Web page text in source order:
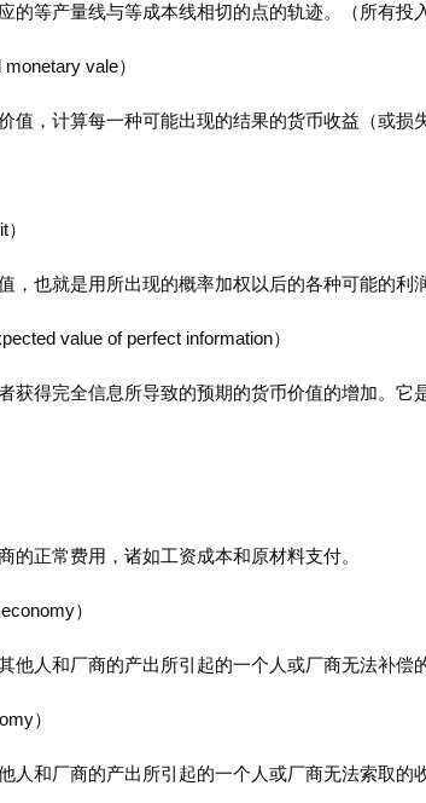
的等产量线与等成本线相切的点的轨迹。（所有投
vale）
值，计算每一种可能出现的结果的货币收益（或损
，也就是用所出现的概率加权以后的各种可能的利
value of perfect information）
获得完全信息所导致的预期的货币价值的增加。它
的正常费用，诸如工资成本和原材料支付。
）
他人和厂商的产出所引起的一个人或厂商无法补偿
）
人和厂商的产出所引起的一个人或厂商无法索取的